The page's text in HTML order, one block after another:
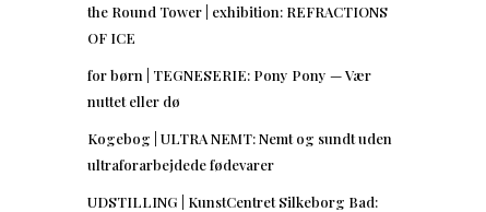
the Round Tower | exhibition: REFRACTIONS
OF ICE
for børn | TEGNESERIE: Pony Pony — Vær
nuttet eller dø
Kogebog | ULTRA NEMT: Nemt og sundt uden
ultraforarbejdede fødevarer
UDSTILLING | KunstCentret Silkeborg Bad: